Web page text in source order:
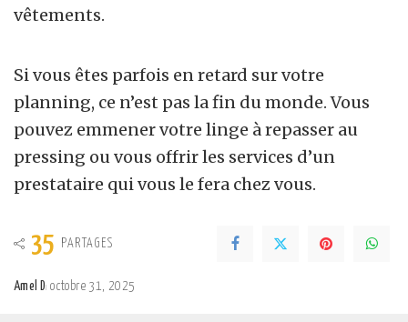
vêtements.
Si vous êtes parfois en retard sur votre
planning, ce n’est pas la fin du monde. Vous
pouvez emmener votre linge à repasser au
pressing ou vous offrir les services d’un
prestataire qui vous le fera chez vous.
35 PARTAGES
Amel D octobre 31, 2025